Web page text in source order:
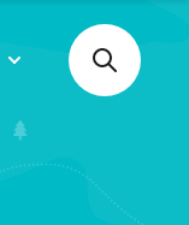
Suchen
nach